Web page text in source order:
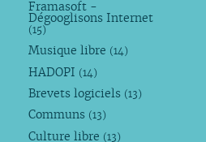
Framasoft -
Dégooglisons Internet
(15)
Musique libre (14)
HADOPI (14)
Brevets logiciels (13)
Communs (13)
Culture libre (13)